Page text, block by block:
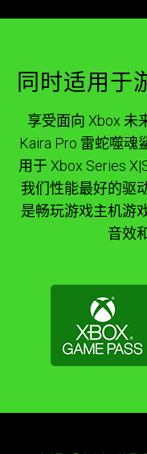
同时适用于
享受面向 Xbox 未
Kaira Pro 雷蛇噬魂
用于 Xbox Series
我们性能最好的驱
是畅玩游戏主机游
音效